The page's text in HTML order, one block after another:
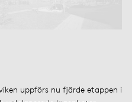
uppförs nu fjärde etappen i